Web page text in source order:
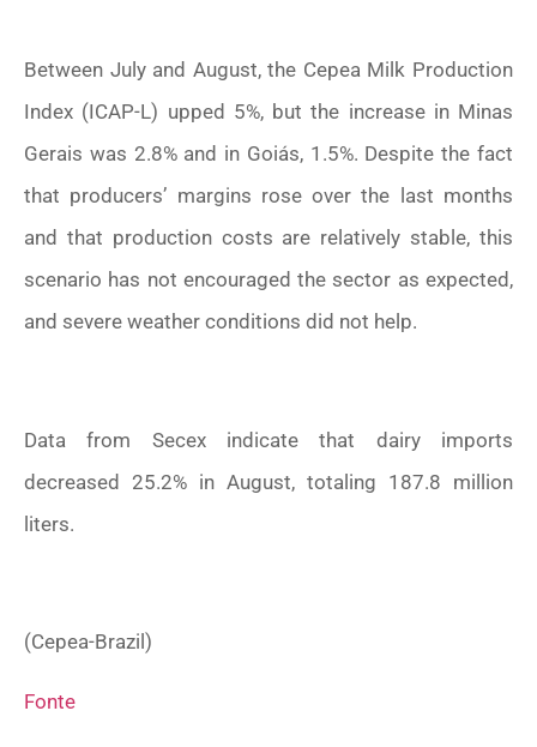
Between July and August, the Cepea Milk Production
Index (ICAP-L) upped 5%, but the increase in Minas
Gerais was 2.8% and in Goiás, 1.5%. Despite the fact
that producers’ margins rose over the last months
and that production costs are relatively stable, this
scenario has not encouraged the sector as expected,
and severe weather conditions did not help.
Data from Secex indicate that dairy imports
decreased 25.2% in August, totaling 187.8 million
liters.
(Cepea-Brazil)
Fonte